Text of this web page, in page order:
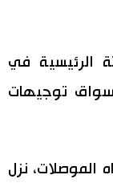
الرئيسية في
توجيهات
الموصلات، نزل